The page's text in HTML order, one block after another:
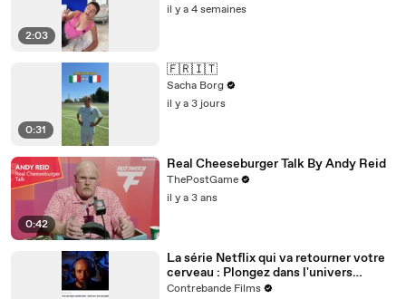
2:03
il y a 4 semaines
0:31
🇫🇷🇮🇹
Sacha Borg
il y a 3 jours
0:42
Real Cheeseburger Talk By Andy Reid
ThePostGame
il y a 3 ans
La série Netflix qui va retourner votre
cerveau : Plongez dans l'univers
complexe de DARK
Contrebande Films